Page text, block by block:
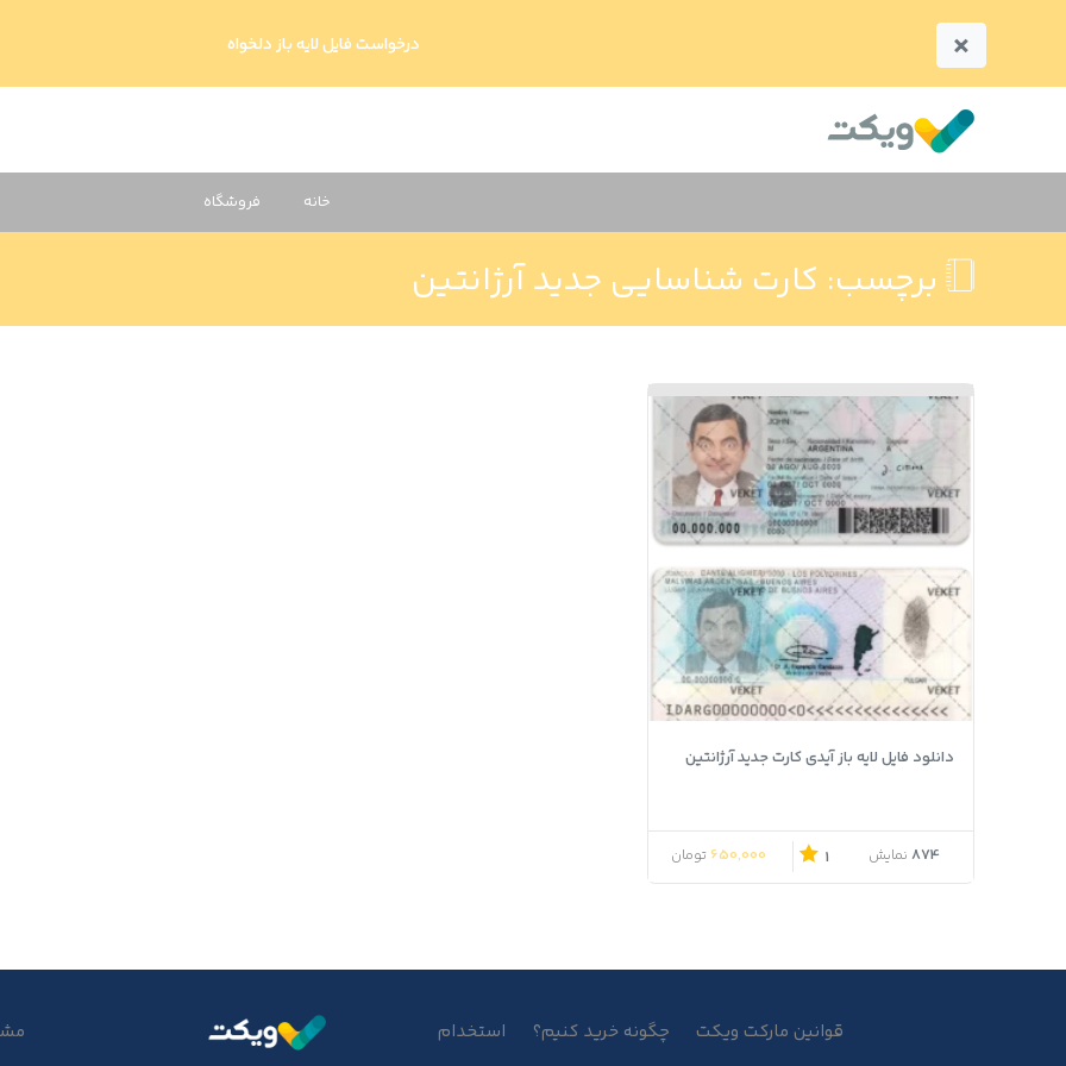
× درخواست فایل لایه باز دلخواه
خانه فروشگاه
برچسب: کارت شناسایی جدید آرژانتین
دانلود فایل لایه باز آیدی کارت جدید آرژانتین
874 نمایش 1
650,000تومان
قوانین مارکت ویکت چگونه خرید کنیم؟ استخدام